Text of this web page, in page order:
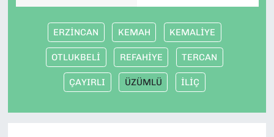
ERZİNCAN KEMAH KEMALİYE
OTLUKBELİ REFAHİYE TERCAN
ÇAYIRLI ÜZÜMLÜ İLİÇ